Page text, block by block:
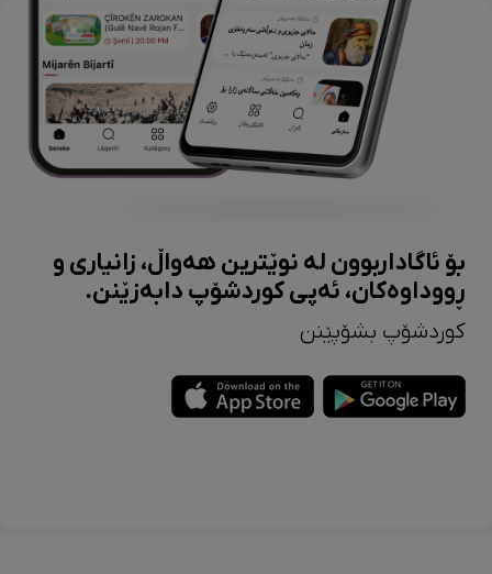
بۆ ئاگاداربوون لە نوێترین هەواڵ، زانیاری و
ڕووداوەکان، ئەپی کوردشۆپ دابەزێنن.
کوردشۆپ بشۆپێنن